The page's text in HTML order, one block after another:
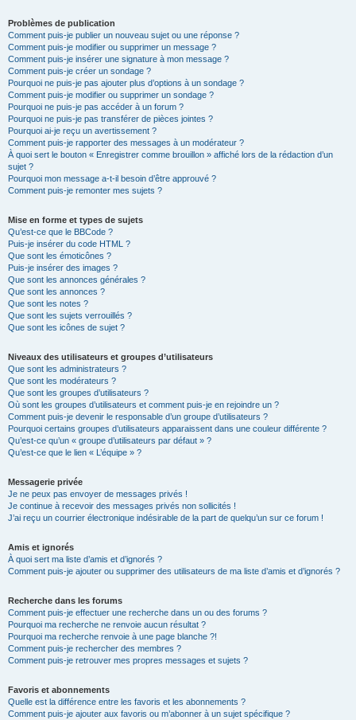
Problèmes de publication
Comment puis-je publier un nouveau sujet ou une réponse ?
Comment puis-je modifier ou supprimer un message ?
Comment puis-je insérer une signature à mon message ?
Comment puis-je créer un sondage ?
Pourquoi ne puis-je pas ajouter plus d’options à un sondage ?
Comment puis-je modifier ou supprimer un sondage ?
Pourquoi ne puis-je pas accéder à un forum ?
Pourquoi ne puis-je pas transférer de pièces jointes ?
Pourquoi ai-je reçu un avertissement ?
Comment puis-je rapporter des messages à un modérateur ?
À quoi sert le bouton « Enregistrer comme brouillon » affiché lors de la rédaction d’un
sujet ?
Pourquoi mon message a-t-il besoin d’être approuvé ?
Comment puis-je remonter mes sujets ?
Mise en forme et types de sujets
Qu’est-ce que le BBCode ?
Puis-je insérer du code HTML ?
Que sont les émoticônes ?
Puis-je insérer des images ?
Que sont les annonces générales ?
Que sont les annonces ?
Que sont les notes ?
Que sont les sujets verrouillés ?
Que sont les icônes de sujet ?
Niveaux des utilisateurs et groupes d’utilisateurs
Que sont les administrateurs ?
Que sont les modérateurs ?
Que sont les groupes d’utilisateurs ?
Où sont les groupes d’utilisateurs et comment puis-je en rejoindre un ?
Comment puis-je devenir le responsable d’un groupe d’utilisateurs ?
Pourquoi certains groupes d’utilisateurs apparaissent dans une couleur différente ?
Qu’est-ce qu’un « groupe d’utilisateurs par défaut » ?
Qu’est-ce que le lien « L’équipe » ?
Messagerie privée
Je ne peux pas envoyer de messages privés !
Je continue à recevoir des messages privés non sollicités !
J’ai reçu un courrier électronique indésirable de la part de quelqu’un sur ce forum !
Amis et ignorés
À quoi sert ma liste d’amis et d’ignorés ?
Comment puis-je ajouter ou supprimer des utilisateurs de ma liste d’amis et d’ignorés ?
Recherche dans les forums
Comment puis-je effectuer une recherche dans un ou des forums ?
Pourquoi ma recherche ne renvoie aucun résultat ?
Pourquoi ma recherche renvoie à une page blanche ?!
Comment puis-je rechercher des membres ?
Comment puis-je retrouver mes propres messages et sujets ?
Favoris et abonnements
Quelle est la différence entre les favoris et les abonnements ?
Comment puis-je ajouter aux favoris ou m’abonner à un sujet spécifique ?